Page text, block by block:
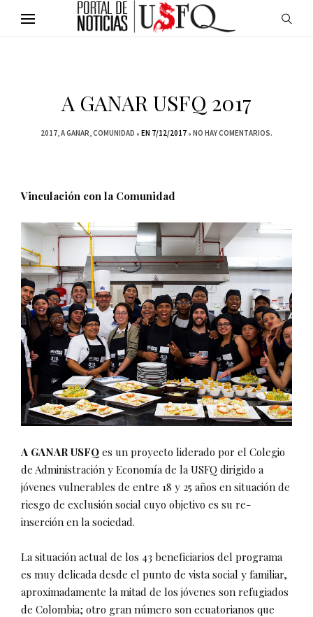
A GANAR USFQ 2017
2017 A GANAR COMUNIDAD EN 7/12/2017 NO HAY COMENTARIOS.
Vinculación con la Comunidad
A GANAR USFQ es un proyecto liderado por el Colegio
de Administración y Economía de la USFQ dirigido a
jóvenes vulnerables de entre 18 y 25 años en situación de
riesgo de exclusión social cuyo objetivo es su re-
inserción en la sociedad.
La situación actual de los 43 beneficiarios del programa
es muy delicada desde el punto de vista social y familiar,
aproximadamente la mitad de los jóvenes son refugiados
de Colombia; otro gran número son ecuatorianos que